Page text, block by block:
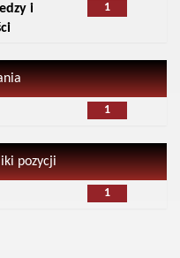
1
i
1
pozycji
1